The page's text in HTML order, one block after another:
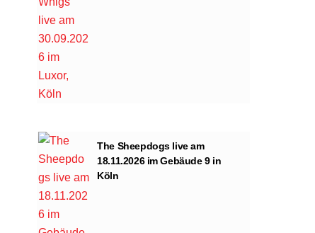
The Sheepdogs live am
18.11.2026 im Gebäude 9 in
Köln